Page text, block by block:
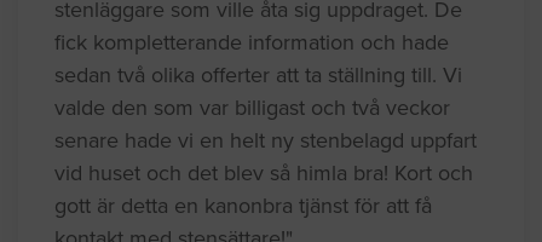
stenläggare som ville åta sig uppdraget. De
fick kompletterande information och hade
sedan två olika offerter att ta ställning till. Vi
valde den som var billigast och två veckor
senare hade vi en helt ny stenbelagd uppfart
vid huset och det blev så himla bra! Kort och
gott är detta en kanonbra tjänst för att få